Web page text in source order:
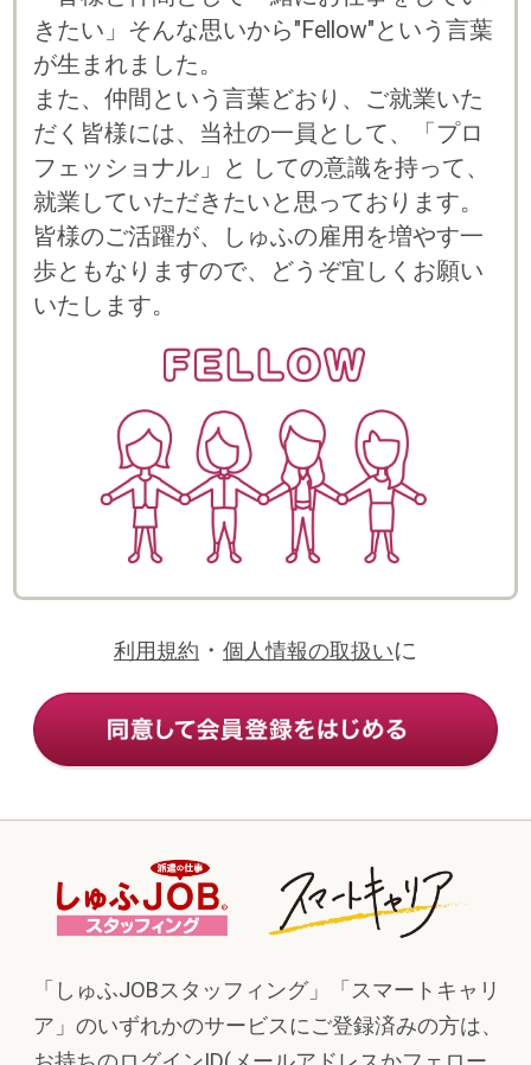
プライバシーポリシー
© 2023 b-style smartcareer Inc.